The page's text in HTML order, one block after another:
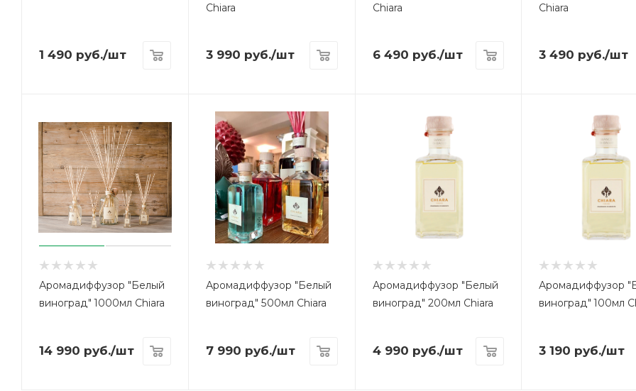
1 490 руб./шт
Chiara
3 990 руб./шт
Chiara
6 490 руб./шт
Chiara
3 490 руб./шт
Аромадиффузор "Белый
виноград" 1000мл Chiara
14 990 руб./шт
Аромадиффузор "Белый
виноград" 500мл Chiara
7 990 руб./шт
Аромадиффузор "Белый
виноград" 200мл Chiara
4 990 руб./шт
Аромадиффузор
виноград" 100мл
3 190 руб./шт